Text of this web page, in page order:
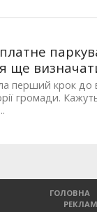
ще
перший крок
громади.
ГОЛОВНА